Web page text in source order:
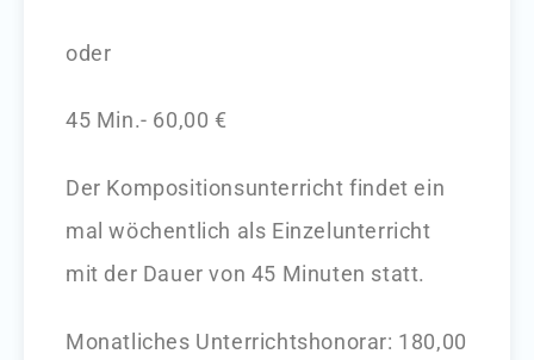
oder
45 Min.- 60,00 €
Der Kompositionsunterricht findet ein
mal wöchentlich als Einzelunterricht
mit der Dauer von 45 Minuten statt.
Monatliches Unterrichtshonorar: 180,00